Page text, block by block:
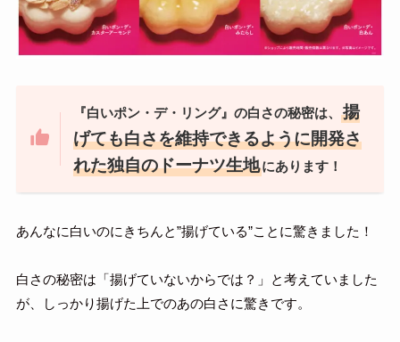
『白いポン・デ・リング』の白さの秘密は、
揚
げても白さを維持できるように開発さ
れた独自のドーナツ生地にあります！
あんなに白いのにきちんと”揚げている”ことに驚きました！
白さの秘密は「揚げていないからでは？」と考えていました
が、しっかり揚げた上でのあの白さに驚きです。